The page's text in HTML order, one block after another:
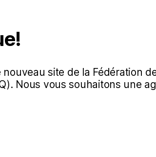
nouveau site de la Fédération
Nous vous souhaitons une